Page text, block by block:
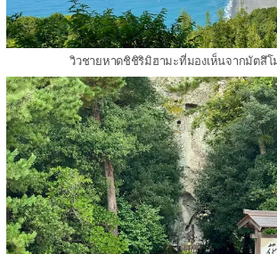
วิวชายหาดชิชิริมิฮามะที่มองเห็นจากมัตสึโ